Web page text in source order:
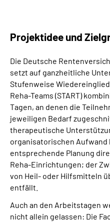
Projektidee und
Die Deutsche
setzt auf ganzheitliche
Stufenweise
Reha-Teams (START)
Tagen, an denen die
jeweiligen Bedarf
therapeutische
organisatorischen
entsprechende Planung
Reha-Einrichtungen; der
von Heil- oder Hilfsmitteln
entfällt.
Auch an den Arbeitstagen
nicht allein gelassen: Die